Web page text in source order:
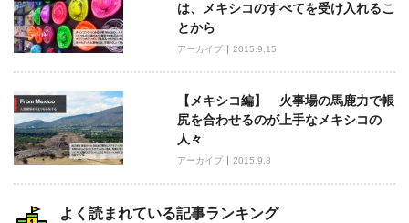
は、メキシコのすべてを受け入れるこ
とから
アーカイブ 2015.9.15
【メキシコ編】 火事場の馬鹿力で帳
尻を合わせるのが上手なメキシコの
人々
アーカイブ 2015.9.8
よく読まれている記事ランキング